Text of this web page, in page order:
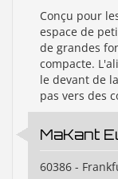
Conçu pour
espace de
de grandes
compacte.
le devant de
pas vers des
MaKant
60386 -